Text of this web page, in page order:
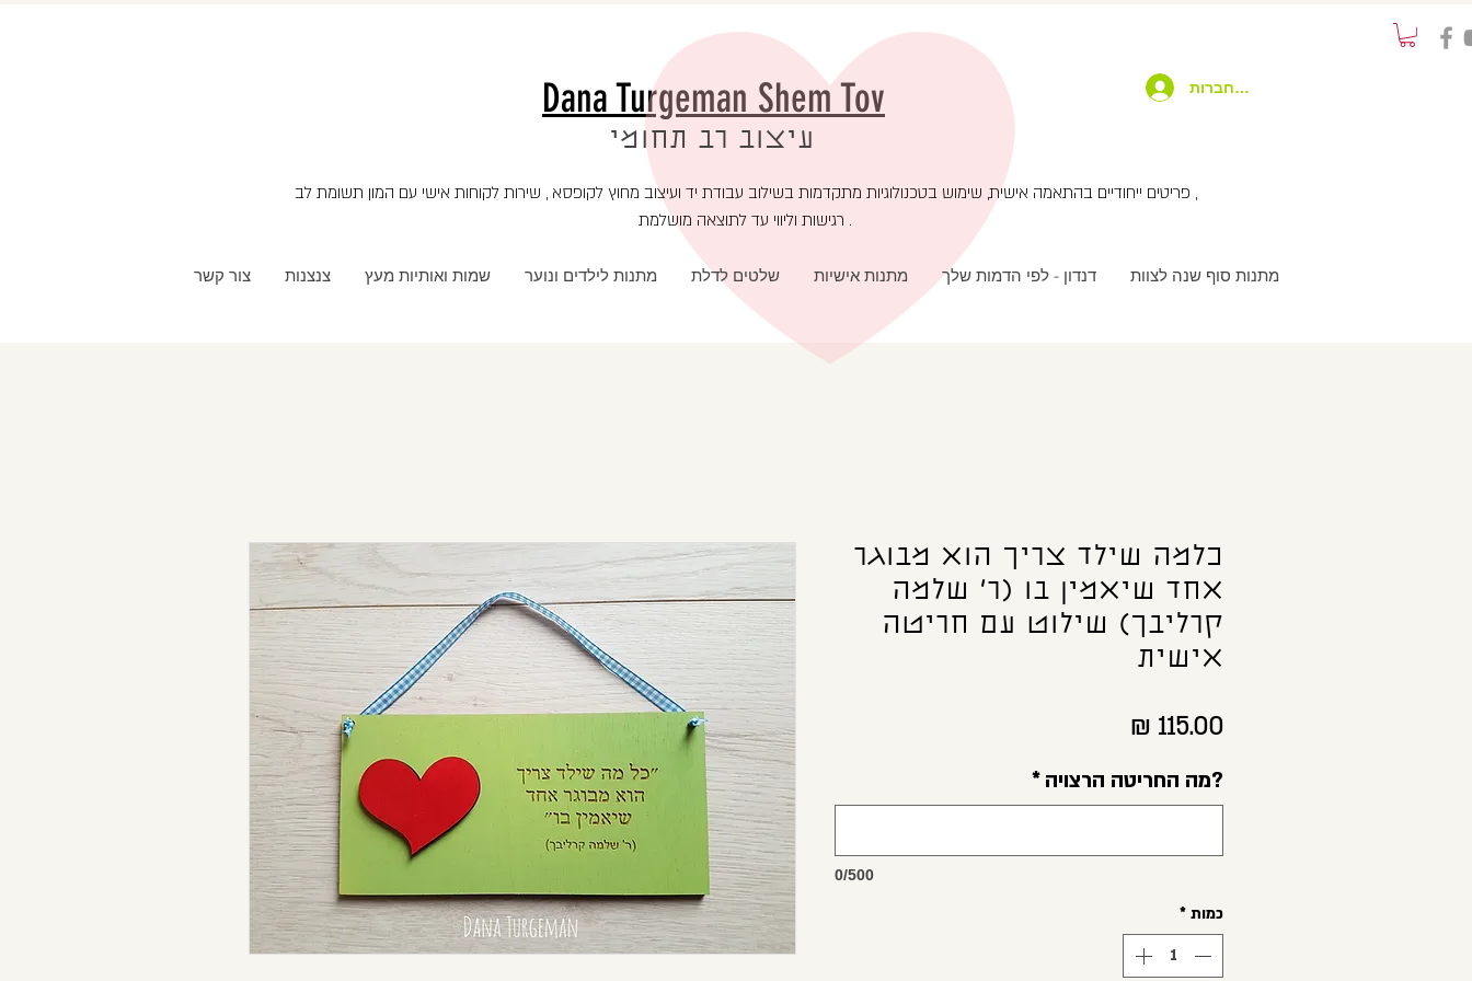
Dana Turgeman Shem Tov
עיצוב רב תחומי
פריטים ייחודיים בהתאמה אישית, שימוש בטכנולוגיות מתקדמות בשילוב עבודת יד ועיצוב מחוץ לקופסא , שירות לקוחות אישי עם המון תשומת לב ,
רגישות וליווי עד לתוצאה מושלמת .
צור קשר צנצנות שמות ואותיות מעץ מתנות לילדים ונוער שלטים לדלת מתנות אישיות דנדון - לפי הדמות שלך מתנות סוף שנה לצוות
להתחברות
כלמה שילד צריך הוא מבוגר
אחד שיאמין בו (ר' שלמה
קרליבך) שילוט עם חריטה
אישית
?מה החריטה הרצויה*
0/500
כמות *